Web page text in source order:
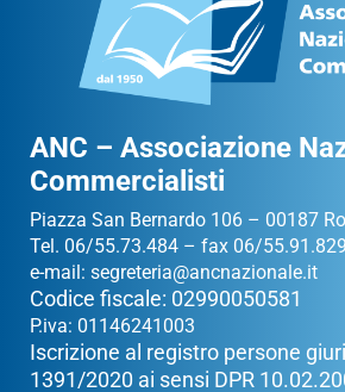
ANC – Associazione
Commercialisti
Piazza San Bernardo 106 – 00187
Tel. 06/55.73.484 – fax 06/55.91.829
e-mail: segreteria@ancnazionale.it
Codice fiscale: 02990050581
P.iva: 01146241003
Iscrizione al registro persone
1391/2020 ai sensi DPR